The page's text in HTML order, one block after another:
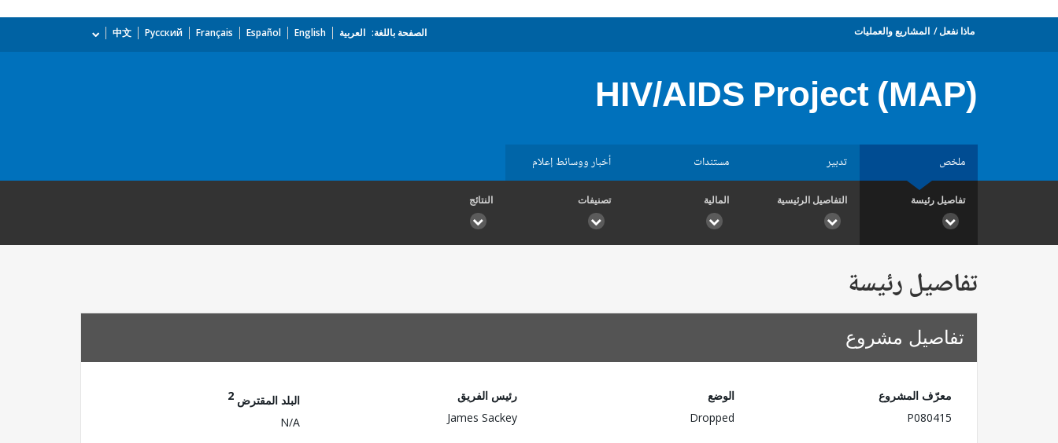
ماذا نفعل المشاريع والعمليات الصفحة باللغة: العربية English
Español
Français
Русский
中文
HIV/AIDS Project (MAP)
ملخص تدبير مستندات أخبار ووسائط إعلام
تفاصيل رئيسة التفاصيل الرئيسية المالية تصنيفات النتائج
تفاصيل رئيسة
تفاصيل مشروع
معرّف المشروع
P080415
الوضع
Dropped
رئيس الفريق
James Sackey
البلد المقترض 2
N/A